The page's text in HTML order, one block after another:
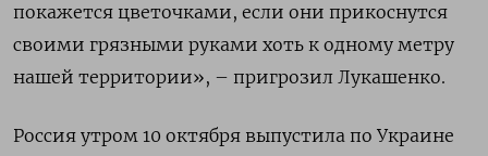
покажется цветочками, если они прикоснутся
своими грязными руками хоть к одному метру
нашей территории», – пригрозил Лукашенко.
Россия утром 10 октября выпустила по Украине